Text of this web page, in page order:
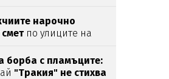
нарочно
по улиците на
борба с пламъците:
"Тракия" не стихва